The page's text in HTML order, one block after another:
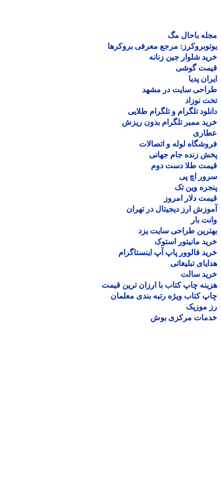
باحال مگ
مرجع معرفی بروکرها
شلوار جین زنانه
گوشی
پدیا
سایت در مشهد
نوزاد
تلگرام و تلگرام طلایی
ممبر تلگرام بدون ریزش
لوله و اتصالات
زنده جام جهانی
طلا دست دوم
اچ پی
وین تک
دلار امروز
ارز دیجیتال در تهران
بار
طراحی سایت یزد
مانیتور استوک
فالوور پاپ آپ اینستاگرام
تبلیغاتی
سالت
چاپ کتاب با ارزان ترین قیمت
کتاب ویژه رتبه بندی معلمان
موزیک
مرکزی بوش